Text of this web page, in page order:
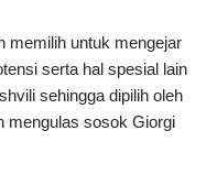
memilih untuk mengejar
serta hal spesial lain
sehingga dipilih oleh
mengulas sosok Giorgi